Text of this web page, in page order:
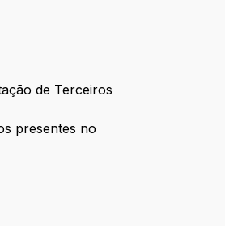
de Terceiros
presentes no